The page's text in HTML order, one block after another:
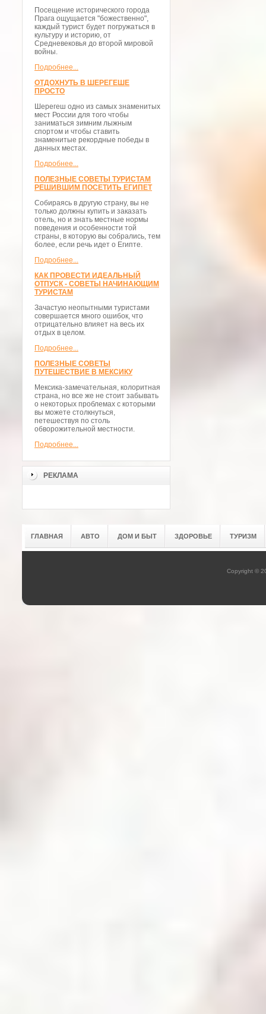
Посещение исторического города
Прага ощущается "божественно",
каждый турист будет погружаться в
культуру и историю, от
Средневековья до второй мировой
войны.
Подробнее...
ОТДОХНУТЬ В ШЕРЕГЕШЕ
ПРОСТО
Шерегеш одно из самых знаменитых
мест России для того чтобы
заниматься зимним лыжным
спортом и чтобы ставить
знаменитые рекордные победы в
данных местах.
Подробнее...
ПОЛЕЗНЫЕ СОВЕТЫ ТУРИСТАМ
РЕШИВШИМ ПОСЕТИТЬ ЕГИПЕТ
Собираясь в другую страну, вы не
только должны купить и заказать
отель, но и знать местные нормы
поведения и особенности той
страны, в которую вы собрались, тем
более, если речь идет о Египте.
Подробнее...
КАК ПРОВЕСТИ ИДЕАЛЬНЫЙ
ОТПУСК - СОВЕТЫ НАЧИНАЮЩИМ
ТУРИСТАМ
Зачастую неопытными туристами
совершается много ошибок, что
отрицательно влияет на весь их
отдых в целом.
Подробнее...
ПОЛЕЗНЫЕ СОВЕТЫ
ПУТЕШЕСТВИЕ В МЕКСИКУ
Мексика-замечательная, колоритная
страна, но все же не стоит забывать
о некоторых проблемах с которыми
вы можете столкнуться,
петешествуя по столь
обворожительной местности.
Подробнее...
РЕКЛАМА
ГЛАВНАЯ АВТО ДОМ И БЫТ ЗДОРОВЬЕ ТУРИЗМ
Copyright ©